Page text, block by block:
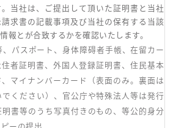
当社は、ご提出して頂いた証明書と当社
求書の記載事項及び当社の保有する当該
報とが合致するかを確認いたします。
、パスポート、身体障碍者手帳、在留カー
住者証明書、外国人登録証明書、住民基本
マイナンバーカード（表面のみ。裏面は
ください）、官公庁や特殊法人等は発行
明書等のうち写真付きのもの、等公的身分